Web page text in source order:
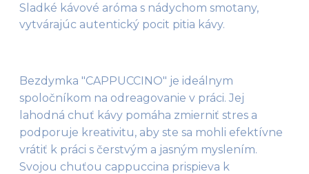
Sladké kávové aróma s nádychom smotany,
vytvárajúc autentický pocit pitia kávy.
Bezdymka "CAPPUCCINO" je ideálnym
spoločníkom na odreagovanie v práci. Jej
lahodná chuť kávy pomáha zmierniť stres a
podporuje kreativitu, aby ste sa mohli efektívne
vrátiť k práci s čerstvým a jasným myslením.
Svojou chuťou cappuccina prispieva k